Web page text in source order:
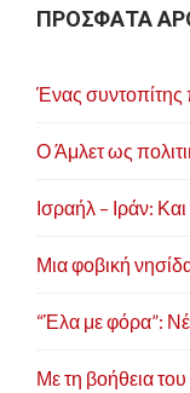
ΠΡΟΣΦΑΤΑ
Ένας
Ο Άμλετ ως
Ισραήλ – Ιράν:
Μια φοβική
“Έλα με φόρα”:
Με τη βοήθεια